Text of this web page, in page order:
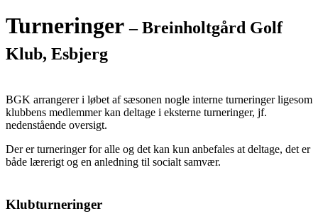
Turneringer– Breinholtgård Golf
Klub, Esbjerg
BGK arrangerer i løbet af sæsonen nogle interne turneringer ligesom
klubbens medlemmer kan deltage i eksterne turneringer, jf.
nedenstående oversigt.
Der er turneringer for alle og det kan kun anbefales at deltage, det er
både lærerigt og en anledning til socialt samvær.
Klubturneringer